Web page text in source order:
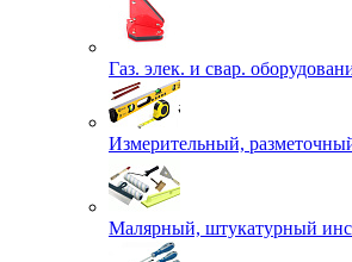
Газ. элек. и свар.
Измерительный,
Малярный, штукатурный